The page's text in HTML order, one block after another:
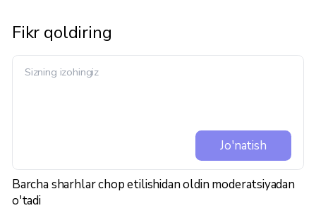
Fikr qoldiring
Jo'natish
Barcha sharhlar chop etilishidan oldin moderatsiyadan
o'tadi